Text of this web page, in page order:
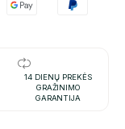
14 DIENŲ PREKĖS
GRAŽINIMO
GARANTIJA